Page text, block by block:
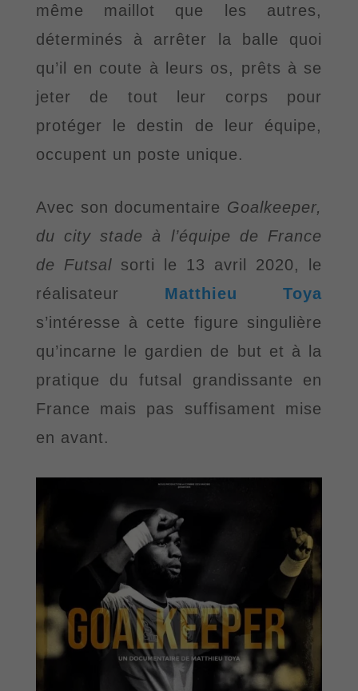
même maillot que les autres,
déterminés à arrêter la balle quoi
qu’il en coute à leurs os, prêts à se
jeter de tout leur corps pour
protéger le destin de leur équipe,
occupent un poste unique.
Avec son documentaire Goalkeeper,
du city stade à l’équipe de France
de Futsal sorti le 13 avril 2020, le
réalisateur Matthieu Toya
s’intéresse à cette figure singulière
qu’incarne le gardien de but et à la
pratique du futsal grandissante en
France mais pas suffisament mise
en avant.